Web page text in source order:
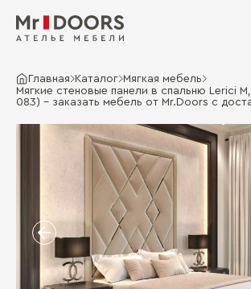
Главная Каталог Мягкая мебель
Мягкие стеновые панели в спальню Lerici
083) - заказать мебель от Mr.Doors с